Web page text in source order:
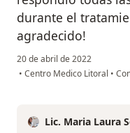
durante el
agradecido!
20 de abril de 2022
• Centro Medico Litoral •
Lic. Maria Laura